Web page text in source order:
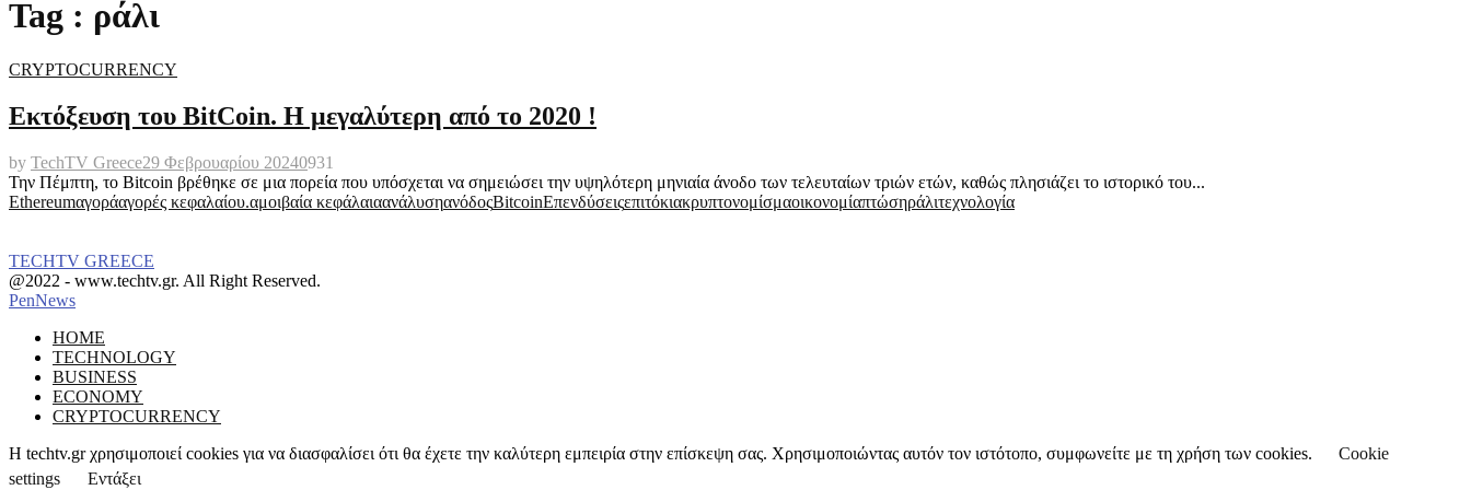
Tag : ράλι
CRYPTOCURRENCY
Εκτόξευση του BitCoin. Η μεγαλύτερη από το 2020 !
by TechTV Greece29 Φεβρουαρίου 20240931
Την Πέμπτη, το Bitcoin βρέθηκε σε μια πορεία που υπόσχεται να σημειώσει την υψηλότερη μηνιαία άνοδο των τελευταίων τριών ετών, καθώς πλησιάζει το ιστορικό του...
Ethereumαγοράαγορές κεφαλαίου.αμοιβαία κεφάλαιαανάλυσηανόδοςΒitcoinΕπενδύσειςεπιτόκιακρυπτονομίσμαοικονομίαπτώσηράλιτεχνολογία
TECHTV GREECE
Facebook
Instagram
@2022 - www.techtv.gr. All Right Reserved.
PenNews
HOME
TECHNOLOGY
BUSINESS
ECONOMY
CRYPTOCURRENCY
Η techtv.gr χρησιμοποιεί cookies για να διασφαλίσει ότι θα έχετε την καλύτερη εμπειρία στην επίσκεψη σας. Χρησιμοποιώντας αυτόν τον ιστότοπο, συμφωνείτε με τη χρήση των cookies.
Cookie
settings
Εντάξει